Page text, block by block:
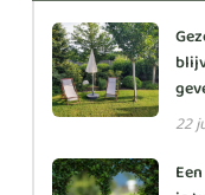
22